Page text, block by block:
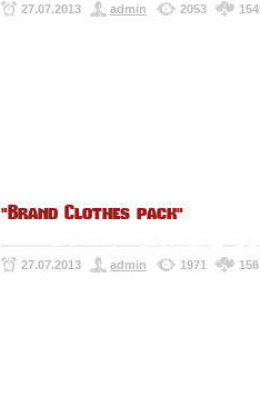
27.07.2013 admin 2053 154
"Brand Clothes pack"
27.07.2013 admin 1971 156